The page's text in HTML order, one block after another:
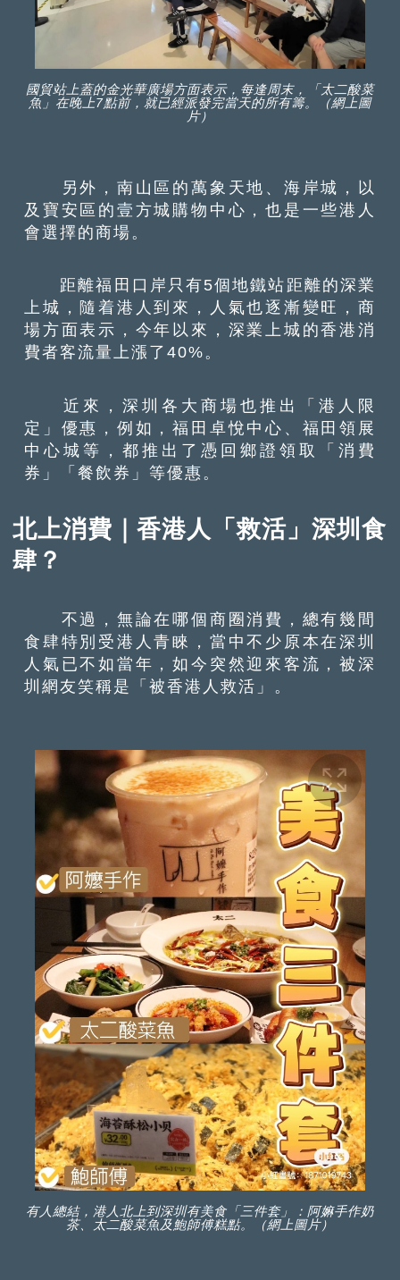
國貿站上蓋的金光華廣場方面表示，每逢周末，「太二酸菜
魚」在晚上7點前，就已經派發完當天的所有籌。（網上圖
片）
另外，南山區的萬象天地、海岸城，以
及寶安區的壹方城購物中心，也是一些港人
會選擇的商場。
距離福田口岸只有5個地鐵站距離的深業
上城，隨着港人到來，人氣也逐漸變旺，商
場方面表示，今年以來，深業上城的香港消
費者客流量上漲了40%。
近來，深圳各大商場也推出「港人限
定」優惠，例如，福田卓悅中心、福田領展
中心城等，都推出了憑回鄉證領取「消費
券」「餐飲券」等優惠。
北上消費｜香港人「救活」深圳食
肆？
不過，無論在哪個商圈消費，總有幾間
食肆特別受港人青睞，當中不少原本在深圳
人氣已不如當年，如今突然迎來客流，被深
圳網友笑稱是「被香港人救活」。
有人總結，港人北上到深圳有美食「三件套」：阿嫲手作奶
茶、太二酸菜魚及鮑師傅糕點。（網上圖片）